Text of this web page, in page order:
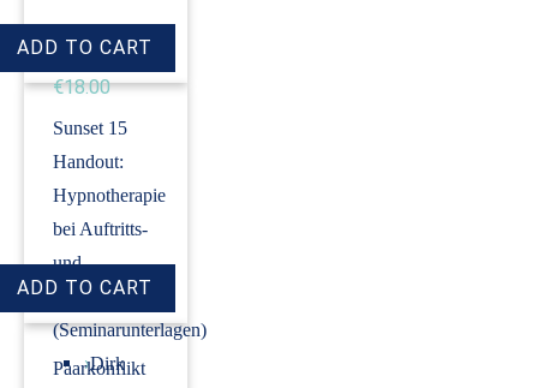
Price:
€18.00
Sunset 15
Handout:
Hypnotherapie
bei Auftritts-
und
Prüfungsangst
(Seminarunterlagen)
›Dirk
Paarkonflikt